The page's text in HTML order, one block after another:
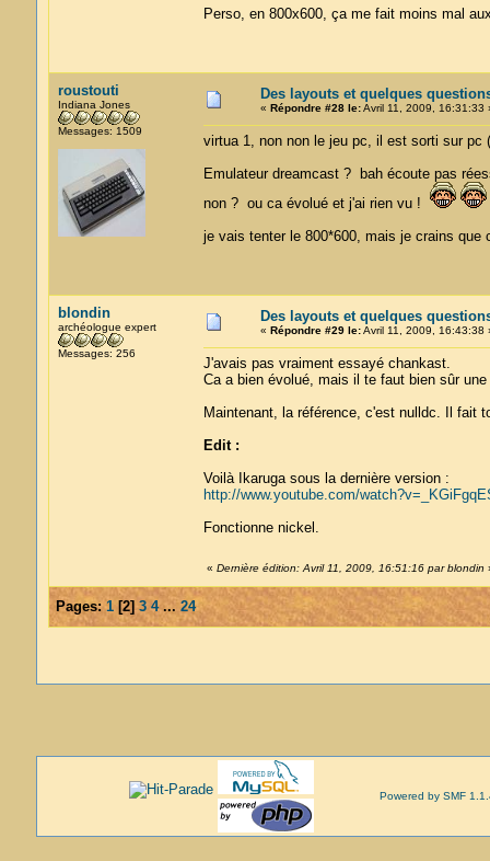
Perso, en 800x600, ça me fait moins mal
roustouti
Indiana Jones
Messages: 1509
Des layouts et quelques
« Répondre #28 le:Avril 11, 2009, 16:31:33
virtua 1, non non le jeu pc, il est sorti sur
Emulateur dreamcast ? bah écoute pas
non ? ou ca évolué et j'ai rien vu !
je vais tenter le 800*600, mais je crains que
blondin
archéologue expert
Messages: 256
Des layouts et quelques
« Répondre #29 le:Avril 11, 2009, 16:43:38
J'avais pas vraiment essayé chankast.
Ca a bien évolué, mais il te faut bien sûr
Maintenant, la référence, c'est nulldc. Il fait
Edit :
Voilà Ikaruga sous la dernière version :
http://www.youtube.com/
Fonctionne nickel.
« Dernière édition: Avril 11, 2009, 16:51:16 par blondin
Pages: 1[2] 3 4 ... 24
Powered by SMF